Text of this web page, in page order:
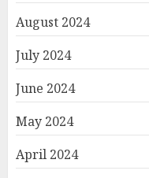
August 2024
July 2024
June 2024
May 2024
April 2024